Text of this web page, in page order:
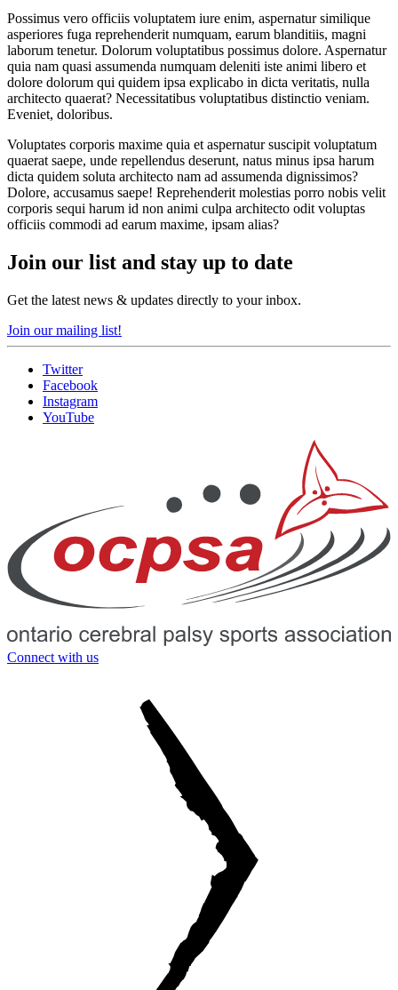
Possimus vero officiis voluptatem iure enim, aspernatur similique
asperiores fuga reprehenderit numquam, earum blanditiis, magni
laborum tenetur. Dolorum voluptatibus possimus dolore. Aspernatur
quia nam quasi assumenda numquam deleniti iste animi libero et
dolore dolorum qui quidem ipsa explicabo in dicta veritatis, nulla
architecto quaerat? Necessitatibus voluptatibus distinctio veniam.
Eveniet, doloribus.
Voluptates corporis maxime quia et aspernatur suscipit voluptatum
quaerat saepe, unde repellendus deserunt, natus minus ipsa harum
dicta quidem soluta architecto nam ad assumenda dignissimos?
Dolore, accusamus saepe! Reprehenderit molestias porro nobis velit
corporis sequi harum id non animi culpa architecto odit voluptas
officiis commodi ad earum maxime, ipsam alias?
Join our list and stay up to date
Get the latest news & updates directly to your inbox.
Join our mailing list!
Twitter
Facebook
Instagram
YouTube
Connect with us